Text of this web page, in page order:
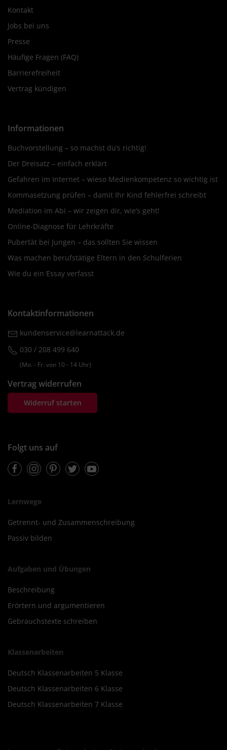
Kontakt
Jobs bei uns
Presse
Häufige Fragen (FAQ)
Barrierefreiheit
Vertrag kündigen
Informationen
Buchvorstellung – so machst du’s richtig!
Der Dreisatz – einfach erklärt
Gefahren im Internet – wieso Medienkompetenz so wichtig ist
Kommasetzung prüfen – damit Ihr Kind fehlerfrei schreibt
Mediation im Abi – wir zeigen dir, wie’s geht!
Online-Diagnose für Lehrkräfte
Pubertät bei Jungen – das sollten Sie wissen
Was machen berufstätige Eltern in den Schulferien
Wie du ein Essay verfasst
Kontaktinformationen
kundenservice@learnattack.de
030 / 208 499 640
(Mo. ‐ Fr. von 10 ‐ 14 Uhr)
Vertrag widerrufen
Widerruf starten
Folgt uns auf
FacebookInstagramPinterestTwitterYoutube
Lernwege
Getrennt- und Zusammenschreibung
Passiv bilden
Aufgaben und Übungen
Beschreibung
Erörtern und argumentieren
Gebrauchstexte schreiben
Klassenarbeiten
Deutsch Klassenarbeiten 5 Klasse
Deutsch Klassenarbeiten 6 Klasse
Deutsch Klassenarbeiten 7 Klasse